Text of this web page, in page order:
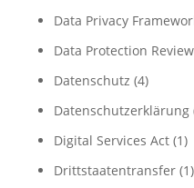
Data Privacy
Data Protection
Datenschutz (4)
Datenschutzerklärung
Digital Services Act(1)
Drittstaatentransfer(1)